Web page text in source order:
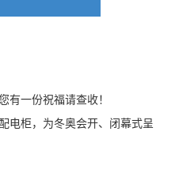
有一份祝福请查收！
电柜，为冬奥会开、闭幕式呈